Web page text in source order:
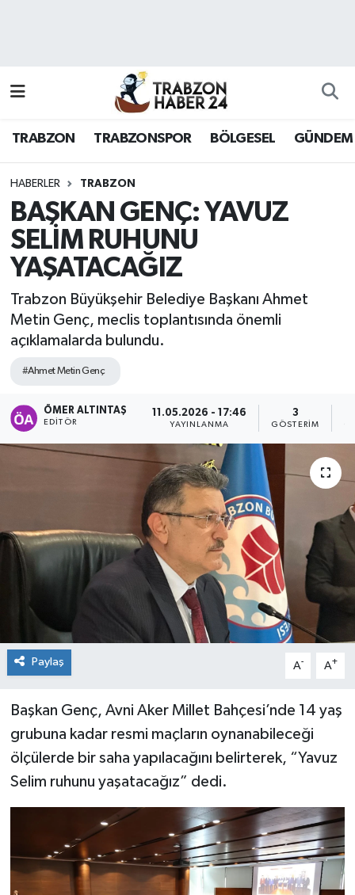
TRABZON TRABZONSPOR BÖLGESEL GÜNDEM
HABERLER TRABZON
BAŞKAN GENÇ: YAVUZ
SELİM RUHUNU
YAŞATACAĞIZ
Trabzon Büyükşehir Belediye Başkanı Ahmet
Metin Genç, meclis toplantısında önemli
açıklamalarda bulundu.
#Ahmet Metin Genç
ÖMER ALTINTAŞ
EDITÖR
11.05.2026 - 17:46
YAYINLANMA
3
GÖSTERIM
Paylaş A- A+
Başkan Genç, Avni Aker Millet Bahçesi’nde 14 yaş
grubuna kadar resmi maçların oynanabileceği
ölçülerde bir saha yapılacağını belirterek, “Yavuz
Selim ruhunu yaşatacağız” dedi.
Hava Durumu
Namaz Vakitleri
Trafik Durumu
Süper Lig Puan Durumu ve Fikstür
Tüm Manşetler
Son Dakika Haberleri
Haber Arşivi